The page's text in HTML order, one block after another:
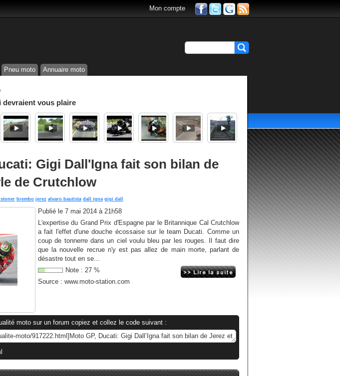
Mon compte
Pneu moto Annuaire moto
devraient vous plaire
Gigi Dall'Igna fait son bilan de
de Crutchlow
stoner brembo jerez alvaro bautista dall igna gigi dall
Publié le 7 mai 2014 à 21h58
L'expertise du Grand Prix d'Espagne par le Britannique Cal Crutchlow
a fait l'effet d'une douche écossaise sur le team Ducati. Comme un
coup de tonnerre dans un ciel voulu bleu par les rouges. Il faut dire
que la nouvelle recrue n'y est pas allez de main morte, parlant de
désastre tout en se...
Note : 27 %
Source : www.moto-station.com
moto sur un forum copiez et collez le code suivant :